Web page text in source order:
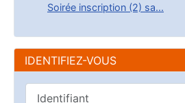
Soirée inscription (2) sa...
IDENTIFIEZ-VOUS